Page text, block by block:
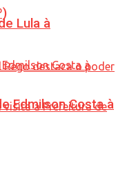
Lula à
Edmilson Costa à